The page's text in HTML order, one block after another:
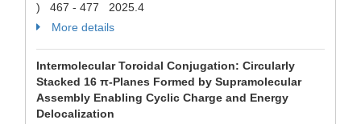
) 467 - 477 2025.4
More details
Intermolecular Toroidal Conjugation: Circularly
Stacked 16 π-Planes Formed by Supramolecular
Assembly Enabling Cyclic Charge and Energy
Delocalization